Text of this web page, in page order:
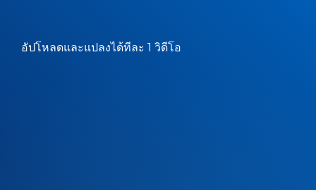
อัปโหลดและแปลงได้ทีละ 1 วิดีโอ